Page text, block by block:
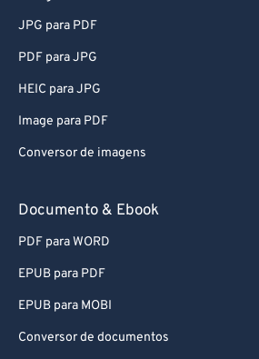
JPG para PDF
PDF para JPG
HEIC para JPG
Image para PDF
Conversor de imagens
Documento & Ebook
PDF para WORD
EPUB para PDF
EPUB para MOBI
Conversor de documentos